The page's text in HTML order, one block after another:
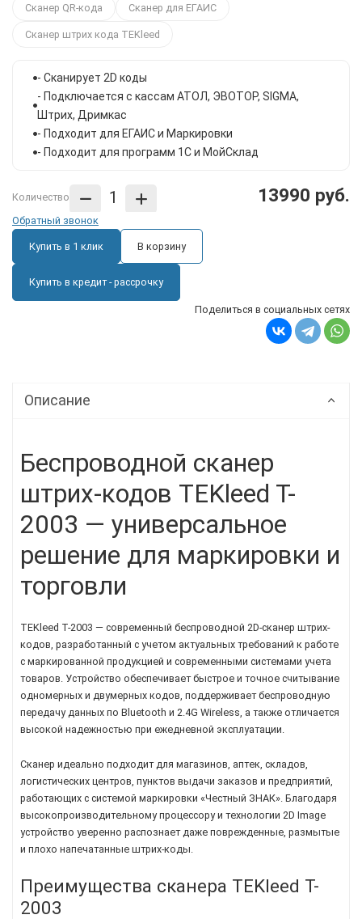
Сканер QR-кода Сканер для ЕГАИС
Сканер штрих кода TEKleed
- Сканирует 2D коды
- Подключается с кассам АТОЛ, ЭВОТОР, SIGMА,
Штрих, Дримкас
- Подходит для ЕГАИС и Маркировки
- Подходит для программ 1С и МойСклад
Количество 13990 руб.
Обратный звонок
Купить в 1 клик В корзину
Купить в кредит - рассрочку
Поделиться в социальных сетях
Описание
Беспроводной сканер
штрих-кодов TEKleed T-
2003 — универсальное
решение для маркировки и
торговли
TEKleed T-2003 — современный беспроводной 2D-сканер штрих-
кодов, разработанный с учетом актуальных требований к работе
с маркированной продукцией и современными системами учета
товаров. Устройство обеспечивает быстрое и точное считывание
одномерных и двумерных кодов, поддерживает беспроводную
передачу данных по Bluetooth и 2.4G Wireless, а также отличается
высокой надежностью при ежедневной эксплуатации.
Сканер идеально подходит для магазинов, аптек, складов,
логистических центров, пунктов выдачи заказов и предприятий,
работающих с системой маркировки «Честный ЗНАК». Благодаря
высокопроизводительному процессору и технологии 2D Image
устройство уверенно распознает даже поврежденные, размытые
и плохо напечатанные штрих-коды.
Преимущества сканера TEKleed T-
2003